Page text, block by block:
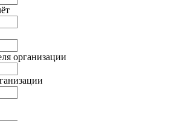
организации